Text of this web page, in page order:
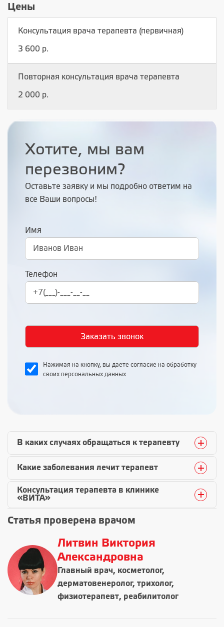
Цены
Консультация врача терапевта (первичная)
3 600 р.
Повторная консультация врача терапевта
2 000 р.
Хотите, мы вам
перезвоним?
Оставьте заявку и мы подробно ответим на
все Ваши вопросы!
Имя
Телефон
Нажимая на кнопку, вы даете согласие на обработку
своих персональных данных
В каких случаях обращаться к терапевту
Какие заболевания лечит терапевт
Консультация терапевта в клинике
«ВИТА»
Статья проверена врачом
Литвин Виктория
Александровна
Главный врач, косметолог,
дерматовенеролог, трихолог,
физиотерапевт, реабилитолог